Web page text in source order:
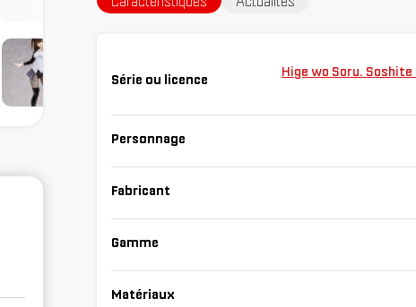
Série ou licence
Hige wo Soru.
Personnage
Fabricant
Gamme
Matériaux